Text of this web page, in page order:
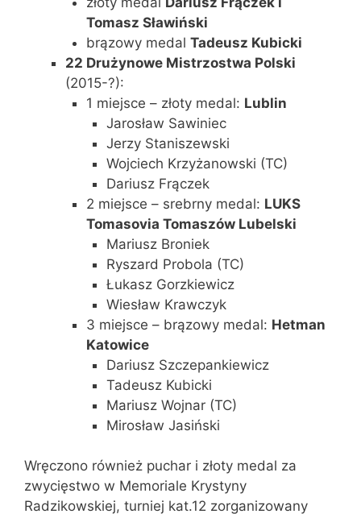
Tomasz Sławiński
brązowy medal Tadeusz Kubicki
22 Drużynowe Mistrzostwa Polski
(2015-?):
1 miejsce – złoty medal: Lublin
Jarosław Sawiniec
Jerzy Staniszewski
Wojciech Krzyżanowski (TC)
Dariusz Frączek
2 miejsce – srebrny medal: LUKS
Tomasovia Tomaszów Lubelski
Mariusz Broniek
Ryszard Probola (TC)
Łukasz Gorzkiewicz
Wiesław Krawczyk
3 miejsce – brązowy medal: Hetman
Katowice
Dariusz Szczepankiewicz
Tadeusz Kubicki
Mariusz Wojnar (TC)
Mirosław Jasiński
Wręczono również puchar i złoty medal za
zwycięstwo w Memoriale Krystyny
Radzikowskiej, turniej kat.12 zorganizowany